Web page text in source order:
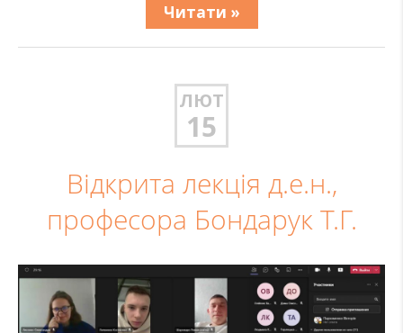
Читати »
ЛЮТ
15
Відкрита лекція д.е.н.,
професора Бондарук Т.Г.